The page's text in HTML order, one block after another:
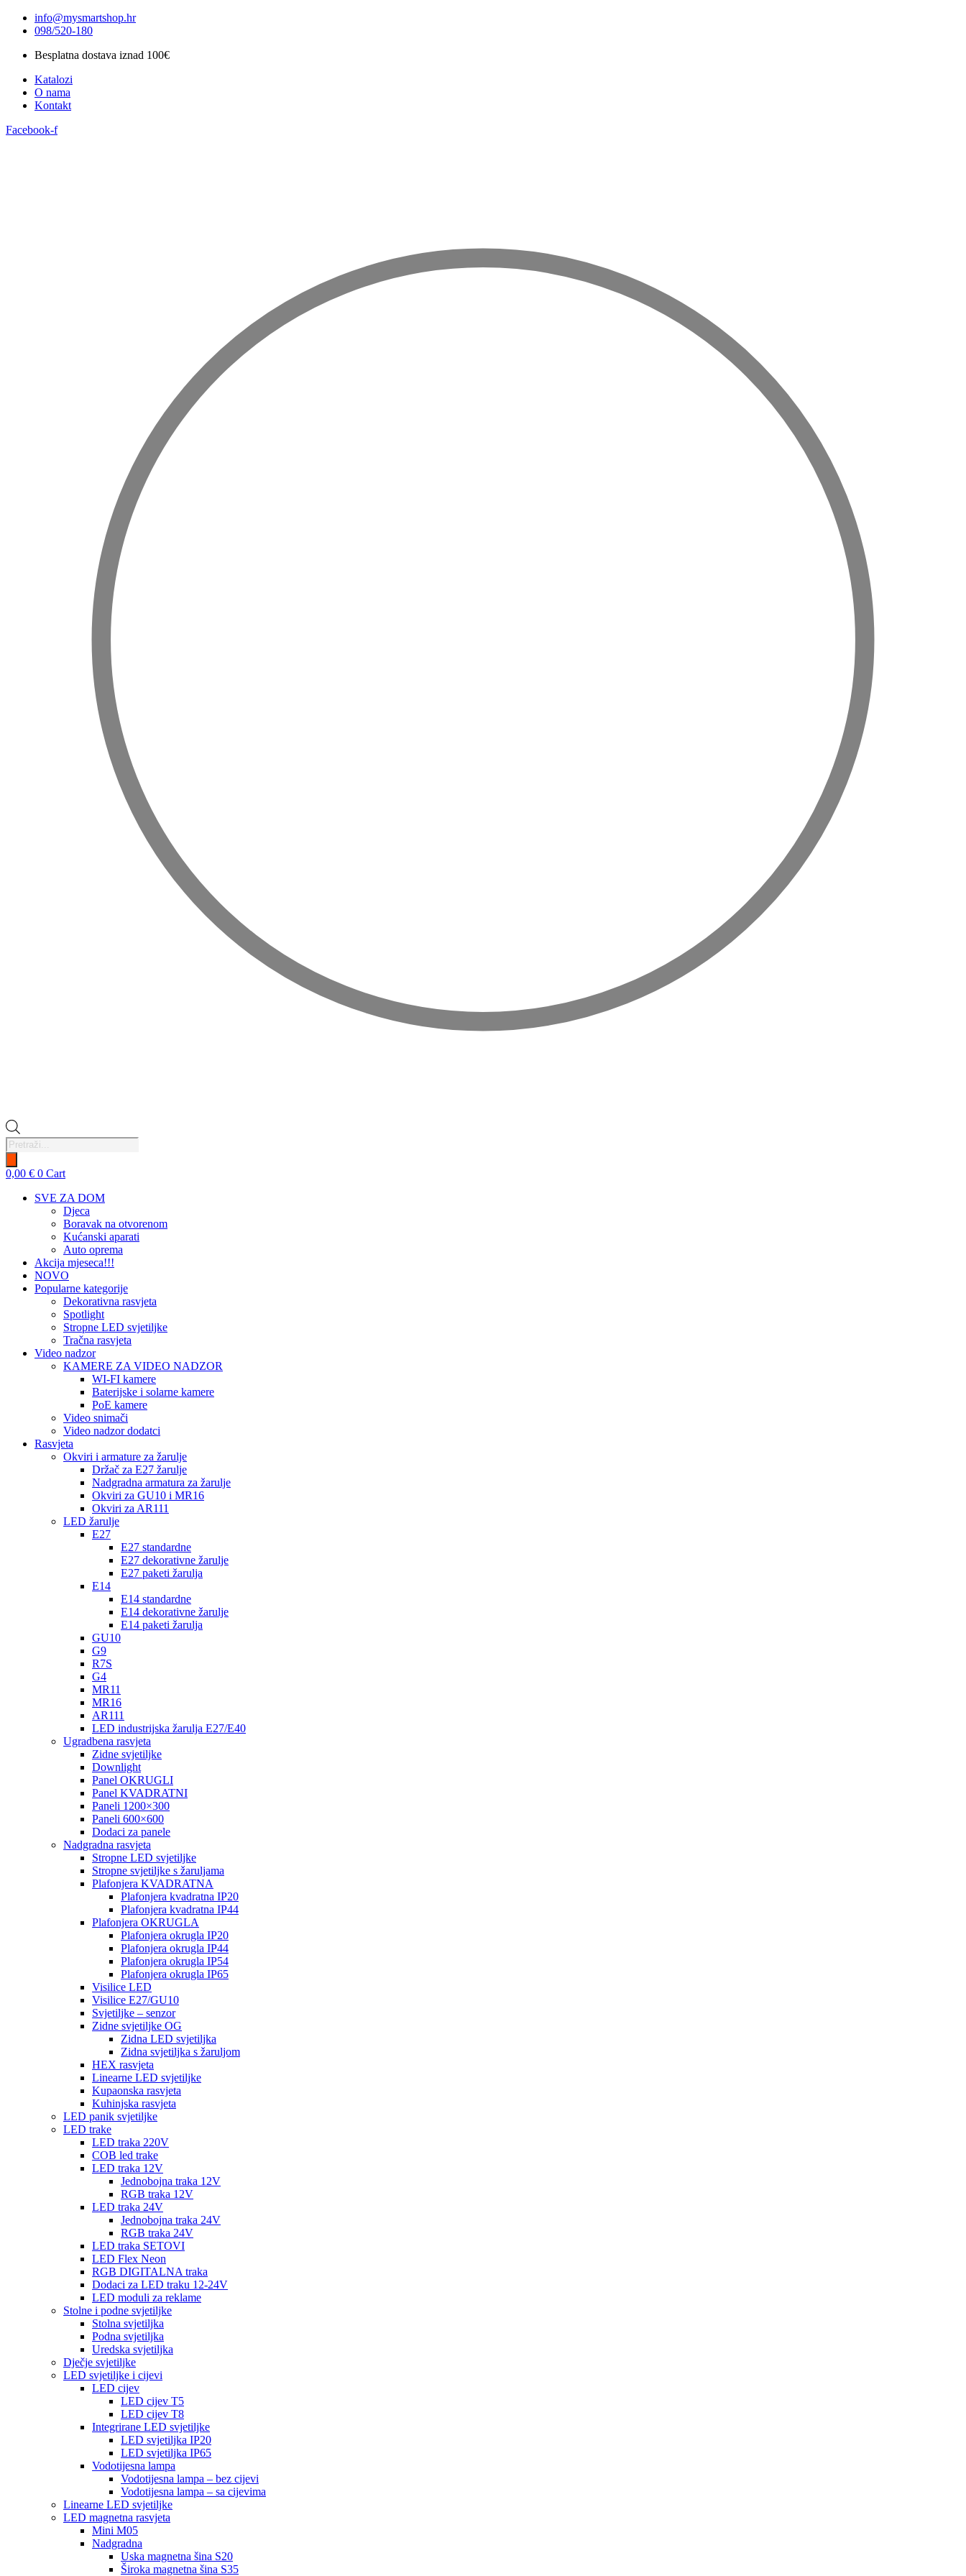
info@mysmartshop.hr
098/520-180
Besplatna dostava iznad 100€
Katalozi
O nama
Kontakt
Facebook-f
Products
search
0,00 € 0 Cart
SVE ZA DOM
Djeca
Boravak na otvorenom
Kućanski aparati
Auto oprema
Akcija mjeseca!!!
NOVO
Popularne kategorije
Dekorativna rasvjeta
Spotlight
Stropne LED svjetiljke
Tračna rasvjeta
Video nadzor
KAMERE ZA VIDEO NADZOR
WI-FI kamere
Baterijske i solarne kamere
PoE kamere
Video snimači
Video nadzor dodatci
Rasvjeta
Okviri i armature za žarulje
Držač za E27 žarulje
Nadgradna armatura za žarulje
Okviri za GU10 i MR16
Okviri za AR111
LED žarulje
E27
E27 standardne
E27 dekorativne žarulje
E27 paketi žarulja
E14
E14 standardne
E14 dekorativne žarulje
E14 paketi žarulja
GU10
G9
R7S
G4
MR11
MR16
AR111
LED industrijska žarulja E27/E40
Ugradbena rasvjeta
Zidne svjetiljke
Downlight
Panel OKRUGLI
Panel KVADRATNI
Paneli 1200×300
Paneli 600×600
Dodaci za panele
Nadgradna rasvjeta
Stropne LED svjetiljke
Stropne svjetiljke s žaruljama
Plafonjera KVADRATNA
Plafonjera kvadratna IP20
Plafonjera kvadratna IP44
Plafonjera OKRUGLA
Plafonjera okrugla IP20
Plafonjera okrugla IP44
Plafonjera okrugla IP54
Plafonjera okrugla IP65
Visilice LED
Visilice E27/GU10
Svjetiljke – senzor
Zidne svjetiljke OG
Zidna LED svjetiljka
Zidna svjetiljka s žaruljom
HEX rasvjeta
Linearne LED svjetiljke
Kupaonska rasvjeta
Kuhinjska rasvjeta
LED panik svjetiljke
LED trake
LED traka 220V
COB led trake
LED traka 12V
Jednobojna traka 12V
RGB traka 12V
LED traka 24V
Jednobojna traka 24V
RGB traka 24V
LED traka SETOVI
LED Flex Neon
RGB DIGITALNA traka
Dodaci za LED traku 12-24V
LED moduli za reklame
Stolne i podne svjetiljke
Stolna svjetiljka
Podna svjetiljka
Uredska svjetiljka
Dječje svjetiljke
LED svjetiljke i cijevi
LED cijev
LED cijev T5
LED cijev T8
Integrirane LED svjetiljke
LED svjetiljka IP20
LED svjetiljka IP65
Vodotijesna lampa
Vodotijesna lampa – bez cijevi
Vodotijesna lampa – sa cijevima
Linearne LED svjetiljke
LED magnetna rasvjeta
Mini M05
Nadgradna
Uska magnetna šina S20
Široka magnetna šina S35